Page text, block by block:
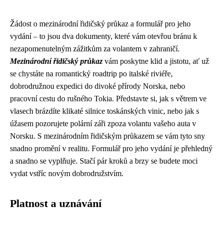
Žádost o mezinárodní řidičský průkaz a formulář pro jeho
vydání – to jsou dva dokumenty, které vám otevřou bránu k
nezapomenutelným zážitkům za volantem v zahraničí.
Mezinárodní řidičský průkaz vám poskytne klid a jistotu, ať už
se chystáte na romantický roadtrip po italské riviéře,
dobrodružnou expedici do divoké přírody Norska, nebo
pracovní cestu do rušného Tokia. Představte si, jak s větrem ve
vlasech brázdíte klikaté silnice toskánských vinic, nebo jak s
úžasem pozorujete polární záři zpoza volantu vašeho auta v
Norsku. S mezinárodním řidičským průkazem se vám tyto sny
snadno promění v realitu. Formulář pro jeho vydání je přehledný
a snadno se vyplňuje. Stačí pár kroků a brzy se budete moci
vydat vstříc novým dobrodružstvím.
Platnost a uznávání